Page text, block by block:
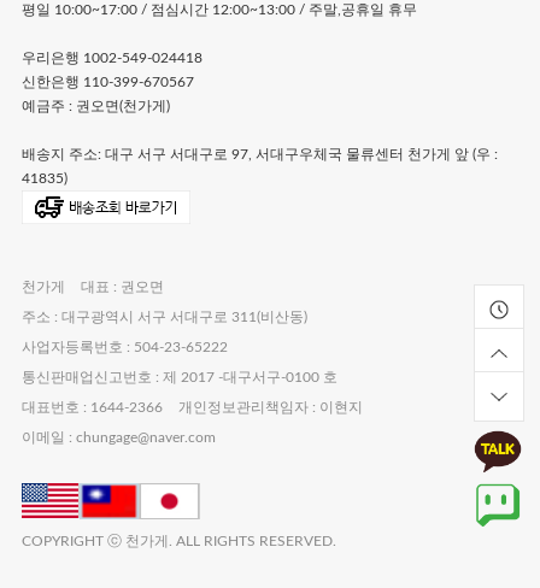
평일 10:00~17:00 / 점심시간 12:00~13:00 / 주말,공휴일 휴무
우리은행 1002-549-024418
신한은행 110-399-670567
예금주 : 권오면(천가게)
배송지 주소: 대구 서구 서대구로 97, 서대구우체국 물류센터 천가게 앞 (우 :
41835)
천가게 대표 : 권오면
주소 : 대구광역시 서구 서대구로 311(비산동)
사업자등록번호 : 504-23-65222
통신판매업신고번호 : 제 2017 -대구서구-0100 호
대표번호 : 1644-2366 개인정보관리책임자 : 이현지
이메일 : chungage@naver.com
COPYRIGHT ⓒ 천가게. ALL RIGHTS RESERVED.